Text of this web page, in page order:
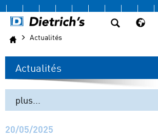
Actualités
Actualités
plus...
20/05/2025